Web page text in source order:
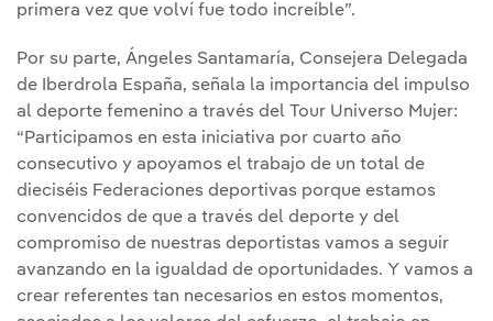
primera vez que volví fue todo increíble”.
Por su parte, Ángeles Santamaría, Consejera Delegada
de Iberdrola España, señala la importancia del impulso
al deporte femenino a través del Tour Universo Mujer:
“Participamos en esta iniciativa por cuarto año
consecutivo y apoyamos el trabajo de un total de
dieciséis Federaciones deportivas porque estamos
convencidos de que a través del deporte y del
compromiso de nuestras deportistas vamos a seguir
avanzando en la igualdad de oportunidades. Y vamos a
crear referentes tan necesarios en estos momentos,